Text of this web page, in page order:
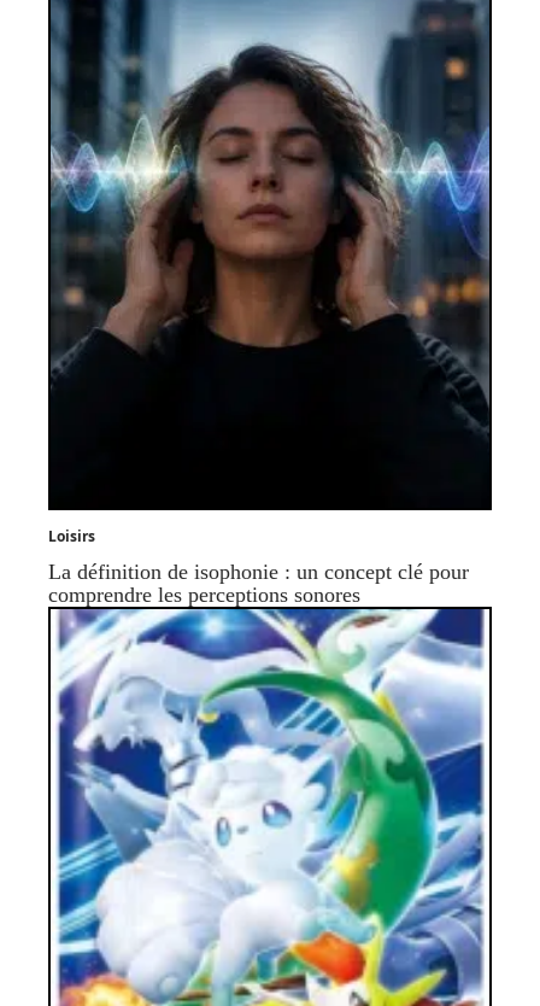
Loisirs
La définition de isophonie : un concept clé pour
comprendre les perceptions sonores